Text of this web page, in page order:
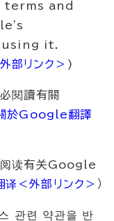
and
it.
部リンク＞ )
閱讀有關
於Google翻譯
阅读有关Google
译 ＜外部リンク＞ ）
관련 약관을 반